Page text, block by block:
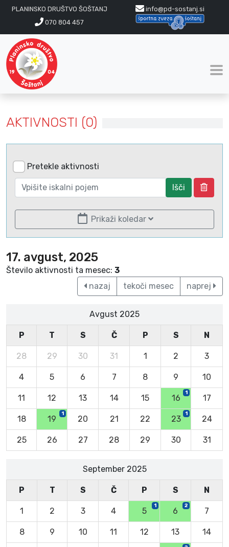
PLANINSKO DRUŠTVO ŠOŠTANJ
info@pd-sostanj.si
070 804 457
AKTIVNOSTI (0)
Pretekle aktivnosti
Išči
Prikaži koledar
17. avgust, 2025
Število aktivnosti ta mesec: 3
nazaj
tekoči mesec naprej
Avgust 2025
P T S Č P S N
28 29 30 31 1 2 3
4 5 6 7 8 9 10
11 12 13 14 15 16
1
17
18 19
1
20 21 22 23
1
24
25 26 27 28 29 30 31
September 2025
P T S Č P S N
1 2 3 4 5
1
6
2
7
8 9 10 11 12 13 14